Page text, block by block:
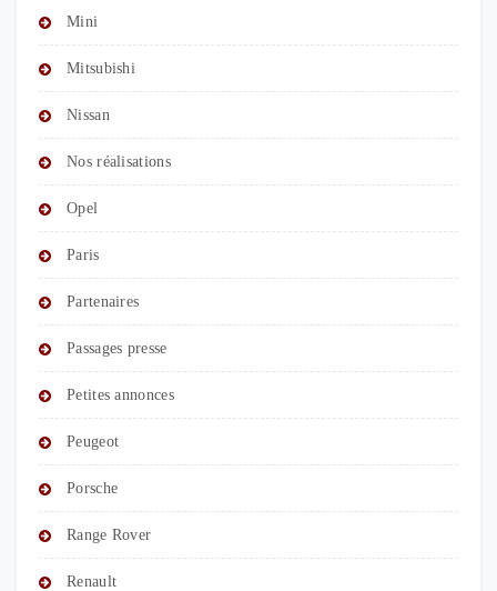
Mini
Mitsubishi
Nissan
Nos réalisations
Opel
Paris
Partenaires
Passages presse
Petites annonces
Peugeot
Porsche
Range Rover
Renault